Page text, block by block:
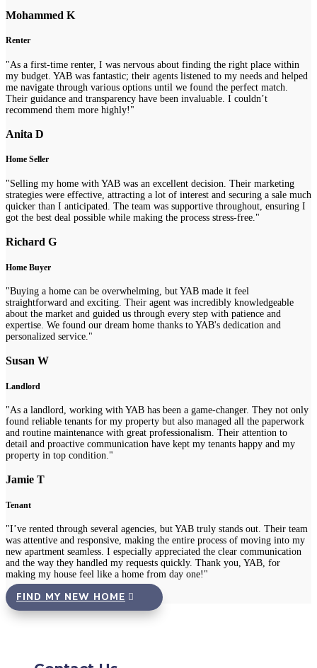
Mohammed K
Renter
"As a first-time renter, I was nervous about finding the right place within
my budget. YAB was fantastic; their agents listened to my needs and helped
me navigate through various options until we found the perfect match.
Their guidance and transparency have been invaluable. I couldn’t
recommend them more highly!"
Anita D
Home Seller
"Selling my home with YAB was an excellent decision. Their marketing
strategies were effective, attracting a lot of interest and securing a sale much
quicker than I anticipated. The team was supportive throughout, ensuring I
got the best deal possible while making the process stress-free."
Richard G
Home Buyer
"Buying a home can be overwhelming, but YAB made it feel
straightforward and exciting. Their agent was incredibly knowledgeable
about the market and guided us through every step with patience and
expertise. We found our dream home thanks to YAB's dedication and
personalized service."
Susan W
Landlord
"As a landlord, working with YAB has been a game-changer. They not only
found reliable tenants for my property but also managed all the paperwork
and routine maintenance with great professionalism. Their attention to
detail and proactive communication have kept my tenants happy and my
property in top condition."
Jamie T
Tenant
"I’ve rented through several agencies, but YAB truly stands out. Their team
was attentive and responsive, making the entire process of moving into my
new apartment seamless. I especially appreciated the clear communication
and the way they handled my requests quickly. Thank you, YAB, for
making my house feel like a home from day one!"
FIND MY NEW HOME